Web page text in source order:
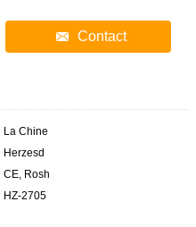
Contact
La Chine
Herzesd
CE, Rosh
HZ-2705